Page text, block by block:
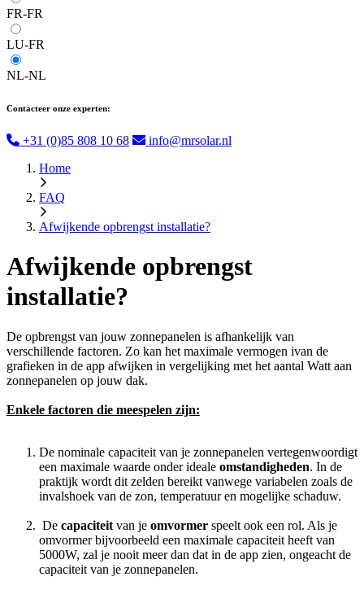
FR-FR
LU-FR
NL-NL
Contacteer onze experten:
+31 (0)85 808 10 68
info@mrsolar.nl
Home
FAQ
Afwijkende opbrengst installatie?
Afwijkende opbrengst
installatie?
De opbrengst van jouw zonnepanelen is afhankelijk van
verschillende factoren. Zo kan het maximale vermogen ivan de
grafieken in de app afwijken in vergelijking met het aantal Watt aan
zonnepanelen op jouw dak.
Enkele factoren die meespelen zijn:
De nominale capaciteit van je zonnepanelen vertegenwoordigt
een maximale waarde onder ideale omstandigheden. In de
praktijk wordt dit zelden bereikt vanwege variabelen zoals de
invalshoek van de zon, temperatuur en mogelijke schaduw.
De capaciteit van je omvormer speelt ook een rol. Als je
omvormer bijvoorbeeld een maximale capaciteit heeft van
5000W, zal je nooit meer dan dat in de app zien, ongeacht de
capaciteit van je zonnepanelen.